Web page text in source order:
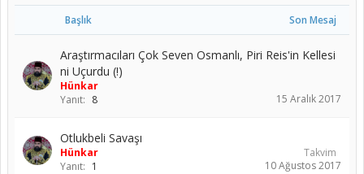
Başlık Son Mesaj
Araştırmacıları Çok Seven Osmanlı, Piri Reis'in Kellesi
ni Uçurdu (!)
Hünkar
Yanıt: 8 15 Aralık 2017
Otlukbeli Savaşı
Hünkar
Takvim
Yanıt: 1 10 Ağustos 2017